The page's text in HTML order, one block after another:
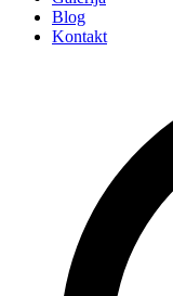
Blog
Kontakt